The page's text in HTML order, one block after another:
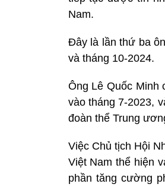
Nam.
Đây là lần thứ ba
và tháng 10-2024.
Ông Lê Quốc Minh
vào tháng 7-2023,
đoàn thể Trung
Việc Chủ tịch Hội
Việt Nam thể hiện
phần tăng cường